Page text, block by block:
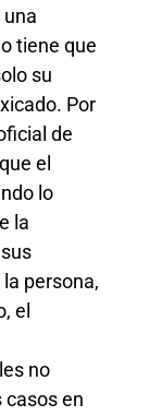
una
tiene que
su
Por
de
el
lo
la
persona,
el
no
casos en